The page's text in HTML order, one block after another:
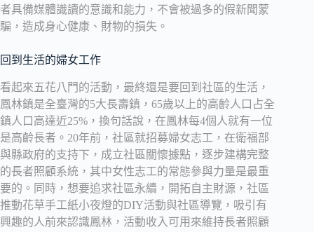
者具備媒體識讀的意識和能力，不會被過多的假新聞蒙
騙，造成身心健康、財物的損失。
回到生活的婦女工作
看起來五花八門的活動，最終還是要回到社區的生活，
鳳林鎮是全臺灣的5大長壽鎮，65歲以上的高齡人口占全
鎮人口高達近25%，換句話說，在鳳林每4個人就有一位
是高齡長者。20年前，社區就招募婦女志工，在衛福部
與縣政府的支持下，成立社區關懷據點，逐步建構完整
的長者照顧系統，其中女性志工的常態參與力量是最重
要的。同時，想要追求社區永續，開拓自主財源，社區
推動花草手工紙小夜燈的DIY活動與社區導覽，吸引有
興趣的人前來認識鳳林，活動收入可用來維持長者照顧